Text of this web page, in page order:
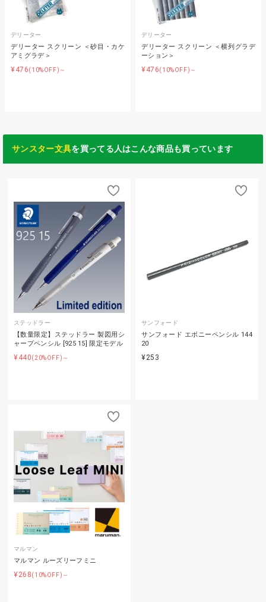
デリーター
デリーター スクリーン ＜砂目・カケ
アミグラデ＞
¥476(10%OFF)～
デリーター
デリーター スクリーン ＜横列グラデ
ーション＞
¥476(10%OFF)～
サンスター文具を買ってる人はこんな商品も買っています
ステッドラー
【数量限定】ステッドラー 製図用シ
ャープペンシル [925 15] 限定モデル
¥440(20%OFF)～
サンフォード
サンフォード エボニーペンシル 144
20
¥253
マルマン
マルマン ルーズリーフミニ
¥268(10%OFF)～